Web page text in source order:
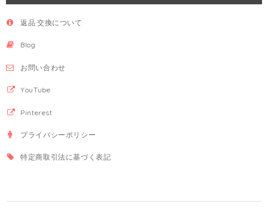
返品·交換について
Blog
お問い合わせ
YouTube
Pinterest
プライバシーポリシー
特定商取引法に基づく表記